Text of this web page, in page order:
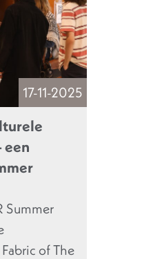
17-11-2025
een
Summer
of The